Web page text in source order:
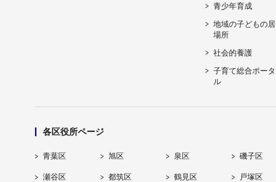
青少年育成
地域の子どもの居
場所
社会的養護
子育て総合ポータ
ル
各区役所ページ
青葉区 旭区 泉区 磯子区
瀬谷区 都筑区 鶴見区 戸塚区